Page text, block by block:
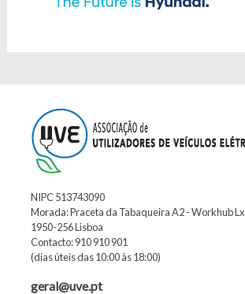
NIPC 513743090
Morada: Praceta da Tabaqueira A2 - Workhub Lx
1950-256 Lisboa
Contacto: 910 910 901
(dias úteis das 10:00 às 18:00)
geral@uve.pt